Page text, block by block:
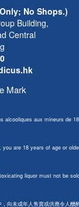
No Shops.)
Building,
Central
alcooliques aux mineurs de
are 18 years of age or
liquor must not be
向未成年人售賣或供應令人醺